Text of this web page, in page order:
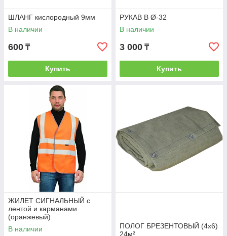
ШЛАНГ кислородный 9мм
В наличии
600 ₸
Купить
РУКАВ В Ø-32
В наличии
3 000 ₸
Купить
ЖИЛЕТ СИГНАЛЬНЫЙ с
лентой и карманами
(оранжевый)
В наличии
ПОЛОГ БРЕЗЕНТОВЫЙ (4х6)
24м²